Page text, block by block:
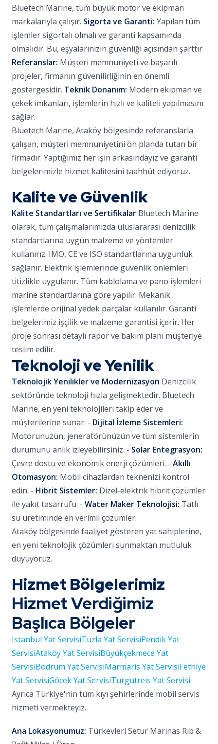
Bluetech Marine, tüm büyük motor ve ekipman
markalarıyla çalışır. Sigorta ve Garanti: Yapılan tüm
işlemler sigortalı olmalı ve garanti kapsamında
olmalıdır. Bu, eşyalarınızın güvenliği açısından şarttır.
Referanslar: Müşteri memnuniyeti ve başarılı
projeler, firmanın güvenilirliğinin en önemli
göstergesidir. Teknik Donanım: Modern ekipman ve
çekek imkanları, işlemlerin hızlı ve kaliteli yapılmasını
sağlar.
Bluetech Marine, Ataköy bölgesinde referanslarla
çalışan, müşteri memnuniyetini ön planda tutan bir
firmadır. Yaptığımız her işin arkasındayız ve garanti
belgelerimizle hizmet kalitesini taahhüt ediyoruz.
Kalite ve Güvenlik
Kalite Standartları ve Sertifikalar Bluetech Marine
olarak, tüm çalışmalarımızda uluslararası denizcilik
standartlarına uygun malzeme ve yöntemler
kullanırız. IMO, CE ve ISO standartlarına uygunluk
sağlanır. Elektrik işlemlerinde güvenlik önlemleri
titizlikle uygulanır. Tüm kablolama ve pano işlemleri
marine standartlarına göre yapılır. Mekanik
işlemlerde orijinal yedek parçalar kullanılır. Garanti
belgelerimiz işçilik ve malzeme garantisi içerir. Her
proje sonrası detaylı rapor ve bakım planı müşteriye
teslim edilir.
Teknoloji ve Yenilik
Teknolojik Yenilikler ve Modernizasyon Denizcilik
sektöründe teknoloji hızla gelişmektedir. Bluetech
Marine, en yeni teknolojileri takip eder ve
müşterilerine sunar: - Dijital İzleme Sistemleri:
Motorunuzun, jeneratörünüzün ve tüm sistemlerin
durumunu anlık izleyebilirsiniz. - Solar Entegrasyon:
Çevre dostu ve ekonomik enerji çözümleri. - Akıllı
Otomasyon: Mobil cihazlardan teknenizi kontrol
edin. - Hibrit Sistemler: Dizel-elektrik hibrit çözümler
ile yakıt tasarrufu. - Water Maker Teknolojisi: Tatlı
su üretiminde en verimli çözümler.
Ataköy bölgesinde faaliyet gösteren yat sahiplerine,
en yeni teknolojik çözümleri sunmaktan mutluluk
duyuyoruz.
Hizmet Bölgelerimiz
Hizmet Verdiğimiz
Başlıca Bölgeler
Istanbul Yat ServisiTuzla Yat ServisiPendik Yat
ServisiAtaköy Yat ServisiBüyükçekmece Yat
ServisiBodrum Yat ServisiMarmaris Yat ServisiFethiye
Yat ServisiGöcek Yat ServisiTurgutreis Yat Servisi
Ayrıca Türkiye'nin tüm kıyı şehirlerinde mobil servis
hizmeti vermekteyiz.
Ana Lokasyonumuz: Türkevleri Setur Marinas Rib &